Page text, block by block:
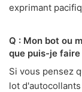
exprimant
Q : Mon bot ou
que puis-je faire
Si vous pensez
lot